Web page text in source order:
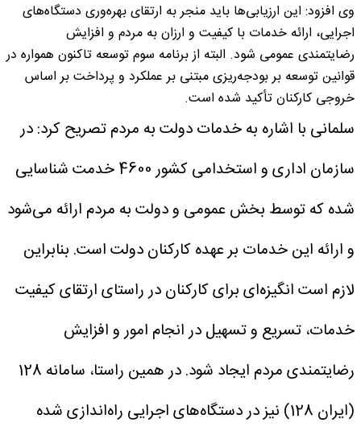
وی افزود: این ارزیابی‌ها باید منجر به ارتقای بهره‌وری دستگاه‌های
اجرایی، ارائه خدمات با کیفیت و ارزان به مردم و افزایش
رضایتمندی عمومی شود. البته از برنامه سوم توسعه تاکنون همواره در
قوانین توسعه بر بودجه‌ریزی مبتنی بر عملکرد و پرداخت بر اساس
خروجی کارکنان تأکید شده است.
سلمانی با اشاره به خدمات دولت به مردم تصریح کرد: در
سازمان اداری و استخدامی کشور 4600 خدمت شناسایی
شده که توسط بخش عمومی و دولت به مردم ارائه می‌شود
و ارائه این خدمات بر عهده کارکنان دولت است. بنابراین
لازم است انگیزه‌ای برای کارکنان در راستای ارتقای کیفیت
خدمات، تسریع و تسهیل در انجام امور و افزایش
رضایتمندی مردم ایجاد شود. در همین راستا، سامانه 128
(ایران 128) نیز در دستگاه‌های اجرایی راه‌اندازی شده